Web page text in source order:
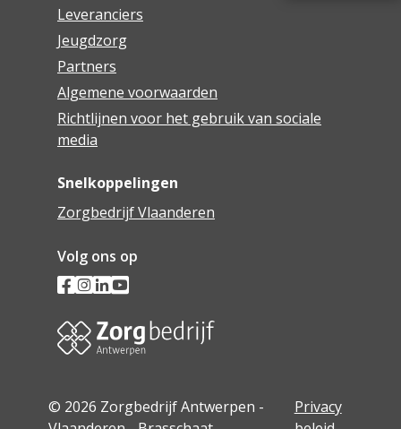
Leveranciers
Jeugdzorg
Partners
Algemene voorwaarden
Richtlijnen voor het gebruik van sociale
media
Snelkoppelingen
Zorgbedrijf Vlaanderen
Volg ons op
© 2026 Zorgbedrijf Antwerpen -
Privacy